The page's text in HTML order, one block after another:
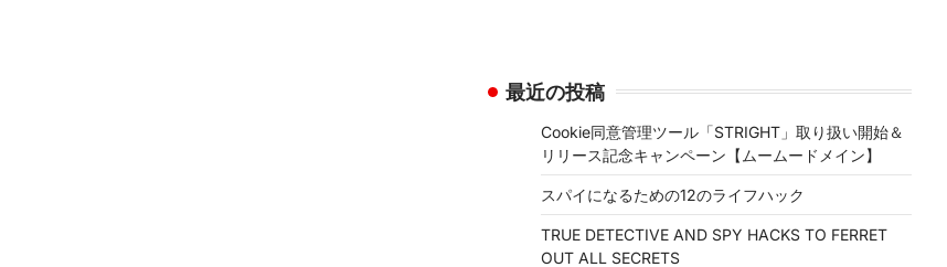
最近の投稿
Cookie同意管理ツール「STRIGHT」取り扱い開始＆
リリース記念キャンペーン【ムームードメイン】
スパイになるための12のライフハック
TRUE DETECTIVE AND SPY HACKS TO FERRET
OUT ALL SECRETS